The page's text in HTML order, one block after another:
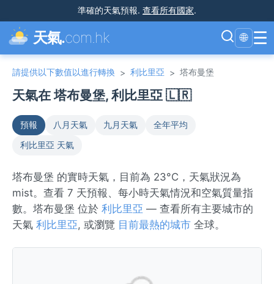
準確的天氣預報. 查看所有國家.
天氣.com.hk 🌐 ☰
請提供以下數值以進行轉換 > 利比里亞 > 塔布曼堡
天氣在 塔布曼堡, 利比里亞 🇱🇷
預報 八月天氣 九月天氣
全年平均
利比里亞 天氣
塔布曼堡 的實時天氣，目前為 23°C，天氣狀況為
mist。查看 7 天預報、每小時天氣情況和空氣質量指
數。塔布曼堡 位於 利比里亞 — 查看所有主要城市的
天氣 利比里亞, 或瀏覽 目前最熱的城市 全球。